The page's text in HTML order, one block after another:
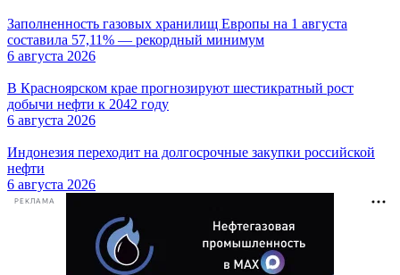
Заполненность газовых хранилищ Европы на 1 августа
составила 57,11% — рекордный минимум
6 августа 2026
В Красноярском крае прогнозируют шестикратный рост
добычи нефти к 2042 году
6 августа 2026
Индонезия переходит на долгосрочные закупки российской
нефти
6 августа 2026
РЕКЛАМА